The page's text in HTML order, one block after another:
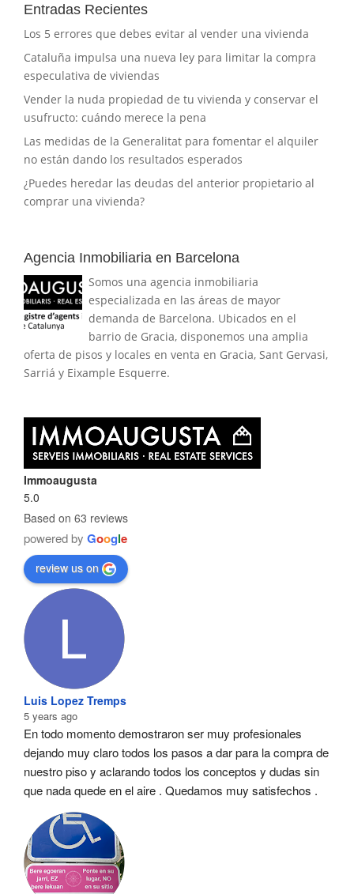
Entradas Recientes
Los 5 errores que debes evitar al vender una vivienda
Cataluña impulsa una nueva ley para limitar la compra
especulativa de viviendas
Vender la nuda propiedad de tu vivienda y conservar el
usufructo: cuándo merece la pena
Las medidas de la Generalitat para fomentar el alquiler
no están dando los resultados esperados
¿Puedes heredar las deudas del anterior propietario al
comprar una vivienda?
Agencia Inmobiliaria en Barcelona
Somos una agencia inmobiliaria
especializada en las áreas de mayor
demanda de Barcelona. Ubicados en el
barrio de Gracia, disponemos una amplia
oferta de pisos y locales en venta en Gracia, Sant Gervasi,
Sarriá y Eixample Esquerre.
Immoaugusta
5.0
Based on 63 reviews
powered by Google
review us on
Luis Lopez Tremps
5 years ago
En todo momento demostraron ser muy profesionales
dejando muy claro todos los pasos a dar para la compra de
nuestro piso y aclarando todos los conceptos y dudas sin
que nada quede en el aire . Quedamos muy satisfechos .